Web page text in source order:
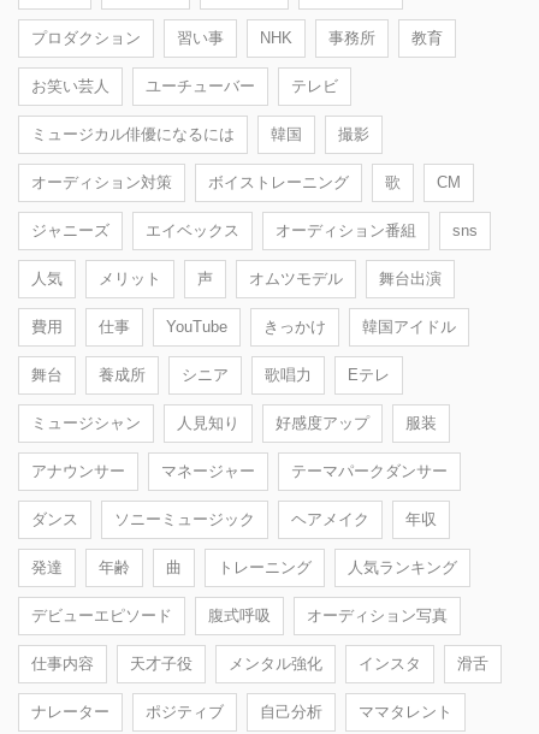
プロダクション 習い事 NHK 事務所 教育
お笑い芸人 ユーチューバー テレビ
ミュージカル俳優になるには 韓国 撮影
オーディション対策 ボイストレーニング 歌 CM
ジャニーズ エイベックス オーディション番組 sns
人気 メリット 声 オムツモデル 舞台出演
費用 仕事 YouTube きっかけ 韓国アイドル
舞台 養成所 シニア 歌唱力 Eテレ
ミュージシャン 人見知り 好感度アップ 服装
アナウンサー マネージャー テーマパークダンサー
ダンス ソニーミュージック ヘアメイク 年収
発達 年齢 曲 トレーニング 人気ランキング
デビューエピソード 腹式呼吸 オーディション写真
仕事内容 天才子役 メンタル強化 インスタ 滑舌
ナレーター ポジティブ 自己分析 ママタレント